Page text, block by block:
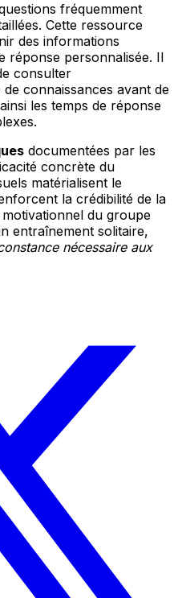
fréquemment
Cette ressource
des informations
réponse personnalisée. Il
consulter
connaissances avant de
les temps de réponse
documentées par les
concrète du
matérialisent le
la crédibilité de la
du groupe
entraînement solitaire,
nécessaire aux